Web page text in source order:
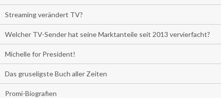
Streaming verändert TV?
Welcher TV-Sender hat seine Marktanteile seit 2013 vervierfacht?
Michelle for President!
Das gruseligste Buch aller Zeiten
Promi-Biografien